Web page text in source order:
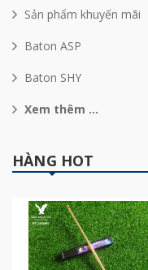
Sản phẩm khuyến mãi
Baton ASP
Baton SHY
Xem thêm ...
HÀNG HOT